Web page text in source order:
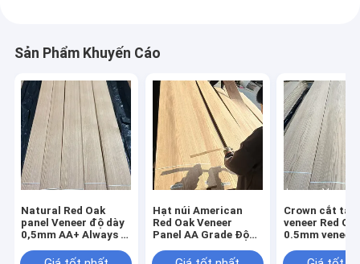
Sản Phẩm Khuyến Cáo
Natural Red Oak
panel Veneer độ dày
0,5mm AA+ Always in
Hạt núi American
Red Oak Veneer
Panel AA Grade Độ
Crown cắt tấm
veneer Red
0.5mm veneer